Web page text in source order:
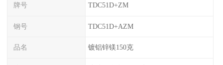
牌号 TDC51D+ZM
钢号 TDC51D+AZM
品名 镀铝锌镁150克